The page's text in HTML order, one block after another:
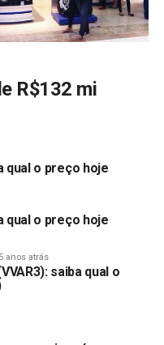
R$132 mi
qual o preço hoje
qual o preço hoje
5 anos atrás
saiba qual o